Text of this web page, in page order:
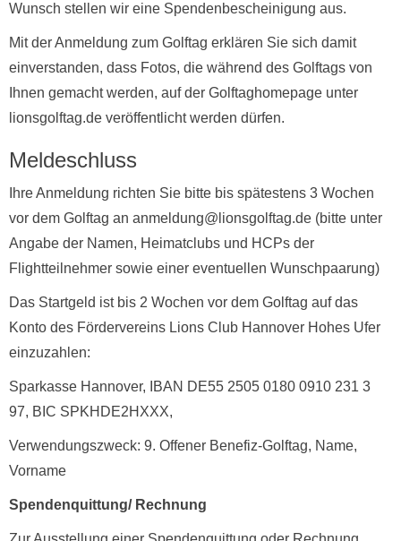
Wunsch stellen wir eine Spendenbescheinigung aus.
Mit der Anmeldung zum Golftag erklären Sie sich damit
einverstanden, dass Fotos, die während des Golftags von
Ihnen gemacht werden, auf der Golftaghomepage unter
lionsgolftag.de veröffentlicht werden dürfen.
Meldeschluss
Ihre Anmeldung richten Sie bitte bis spätestens 3 Wochen
vor dem Golftag an anmeldung@lionsgolftag.de (bitte unter
Angabe der Namen, Heimatclubs und HCPs der
Flightteilnehmer sowie einer eventuellen Wunschpaarung)
Das Startgeld ist bis 2 Wochen vor dem Golftag auf das
Konto des Fördervereins Lions Club Hannover Hohes Ufer
einzuzahlen:
Sparkasse Hannover, IBAN DE55 2505 0180 0910 231 3
97, BIC SPKHDE2HXXX,
Verwendungszweck: 9. Offener Benefiz-Golftag, Name,
Vorname
Spendenquittung/ Rechnung